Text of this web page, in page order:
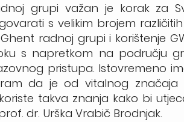
grupi važan je korak za
s velikim brojem
radnoj grupi i korištenje
s napretkom na području
pristupa. Istovremeno
da je od vitalnog
takva znanja kako bi
dr. Urška Vrabič Brodnjak.